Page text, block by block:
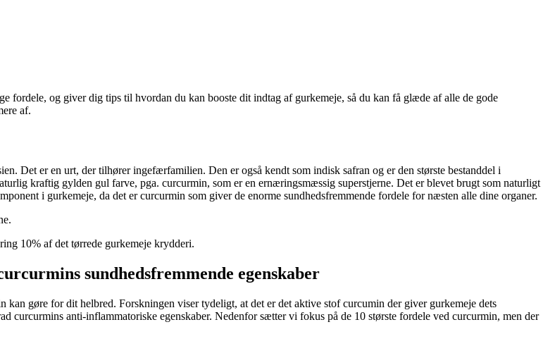
fordele, og giver dig tips til hvordan du kan booste dit indtag af gurkemeje, så du kan få glæde af alle de gode
af.
Det er en urt, der tilhører ingefærfamilien. Den er også kendt som indisk safran og er den største bestanddel i
kraftig gylden gul farve, pga. curcurmin, som er en ernæringsmæssig superstjerne. Det er blevet brugt som naturligt
i gurkemeje, da det er curcurmin som giver de enorme sundhedsfremmende fordele for næsten alle dine organer.
10% af det tørrede gurkemeje krydderi.
sundhedsfremmende egenskaber
gøre for dit helbred. Forskningen viser tydeligt, at det er det aktive stof curcumin der giver gurkemeje dets
curcurmins anti-inflammatoriske egenskaber. Nedenfor sætter vi fokus på de 10 største fordele ved curcurmin, men der